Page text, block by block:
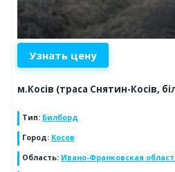
Узнать цену
м.Косів (траса Снятин-Косів,
Тип: Билборд
Город: Косов
Область: Ивано-Франковская